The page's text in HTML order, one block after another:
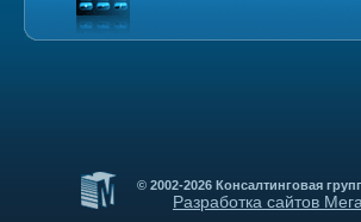
© 2002-2026 Консалтинговая
Разработка сайтов